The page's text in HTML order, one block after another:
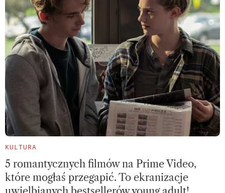
KULTURA
5 romantycznych filmów na Prime Video,
które mogłaś przegapić. To ekranizacje